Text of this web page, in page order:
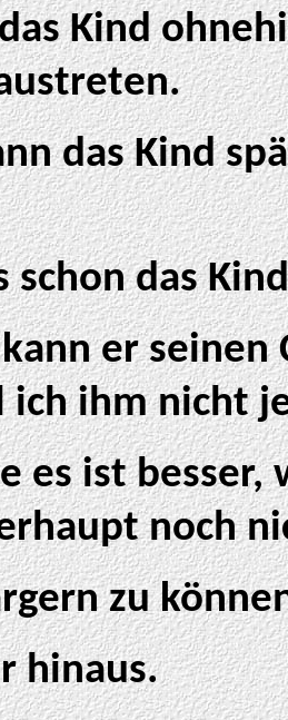
Kind
das Kind
schon das
er
ich ihm nicht
es ist
noch
zu
hinaus.